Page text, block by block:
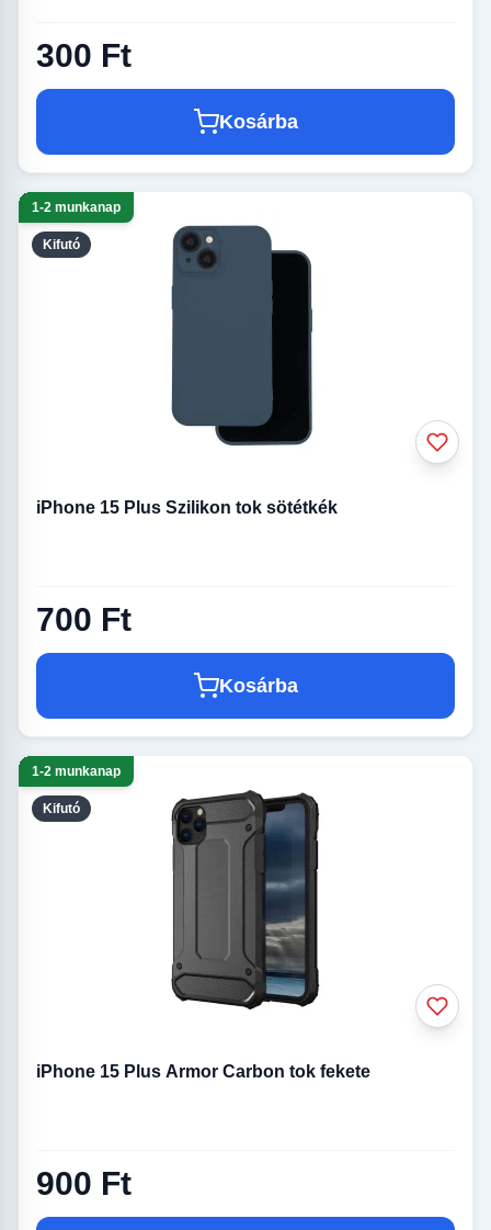
300 Ft
Kosárba
Kifutó
1-2 munkanap
iPhone 15 Plus Szilikon tok sötétkék
700 Ft
Kosárba
Kifutó
1-2 munkanap
iPhone 15 Plus Armor Carbon tok fekete
900 Ft